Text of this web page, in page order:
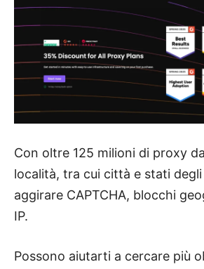
Con oltre 125 milioni di proxy
località, tra cui città e stati degli
aggirare CAPTCHA, blocchi
IP.
Possono aiutarti a cercare più